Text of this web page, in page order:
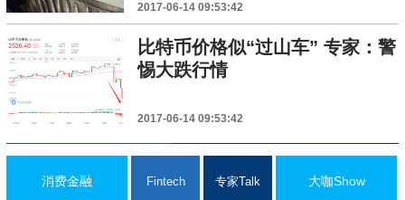
2017-06-14 09:53:42
比特币价格似“过山车” 专家：警
惕大跌行情
2017-06-14 09:53:42
消费金融 Fintech 专家Talk 大咖Show